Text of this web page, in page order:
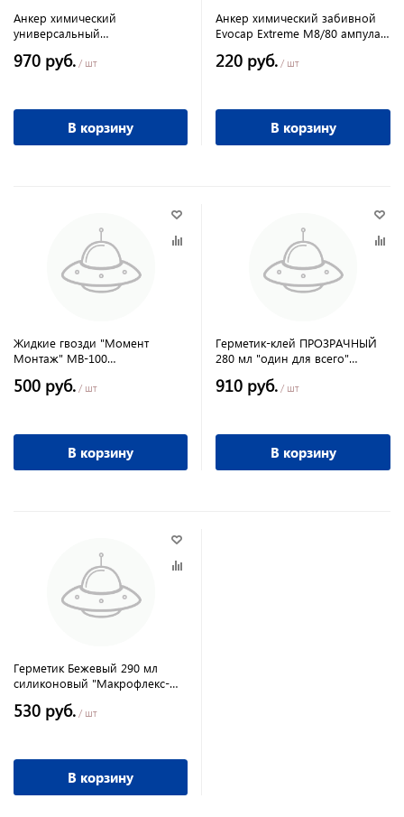
Анкер химический
универсальный
TYTAN Professional
970 руб. / шт
В корзину
Анкер химический забивной
Evocap Extreme М8/80 ампула
220 руб. / шт
В корзину
Жидкие гвозди "Момент
Монтаж" МВ-100
500 руб. / шт
В корзину
Герметик-клей ПРОЗРАЧНЫЙ
280 мл "один для всего"
910 руб. / шт
В корзину
Герметик Бежевый 290 мл
силиконовый "Макрофлекс-
530 руб. / шт
В корзину